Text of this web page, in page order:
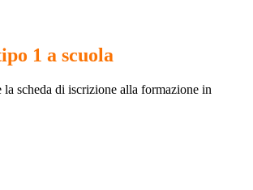
1 a scuola
scheda di iscrizione alla formazione in